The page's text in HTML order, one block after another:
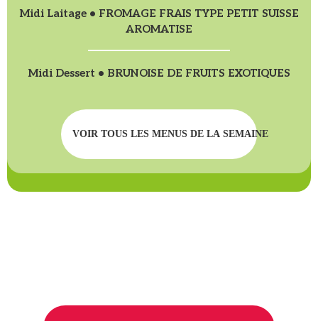
Midi Laitage • FROMAGE FRAIS TYPE PETIT SUISSE
AROMATISE
Midi Dessert • BRUNOISE DE FRUITS EXOTIQUES
VOIR TOUS LES MENUS DE LA SEMAINE